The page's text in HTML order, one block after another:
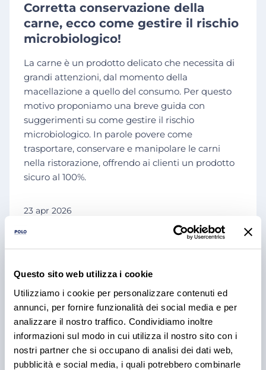
Questo sito web utilizza i cookie
Utilizziamo i cookie per personalizzare contenuti ed
annunci, per fornire funzionalità dei social media e per
analizzare il nostro traffico. Condividiamo inoltre
informazioni sul modo in cui utilizza il nostro sito con i
nostri partner che si occupano di analisi dei dati web,
pubblicità e social media, i quali potrebbero combinarle
Corretta conservazione della
carne, ecco come gestire il rischio
microbiologico!
La carne è un prodotto delicato che necessita di
grandi attenzioni, dal momento della
macellazione a quello del consumo. Per questo
motivo proponiamo una breve guida con
suggerimenti su come gestire il rischio
microbiologico. In parole povere come
trasportare, conservare e manipolare le carni
nella ristorazione, offrendo ai clienti un prodotto
sicuro al 100%.
23 apr 2026